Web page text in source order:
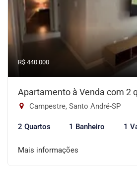
R$ 440.000
Apartamento à Venda com 2
Campestre, Santo André-SP
2 Quartos 1 Banheiro 1
Mais informações